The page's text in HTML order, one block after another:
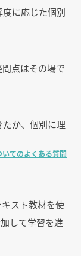
に応じた個別
点はその場で
か、個別に理
てのよくある質問
スト教材を使
して学習を進